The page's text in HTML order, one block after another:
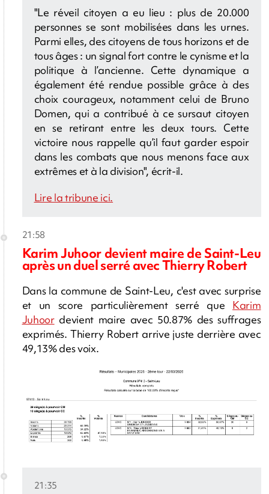
"Le réveil citoyen a eu lieu : plus de 20.000
personnes se sont mobilisées dans les urnes.
Parmi elles, des citoyens de tous horizons et de
tous âges : un signal fort contre le cynisme et la
politique à l’ancienne. Cette dynamique a
également été rendue possible grâce à des
choix courageux, notamment celui de Bruno
Domen, qui a contribué à ce sursaut citoyen
en se retirant entre les deux tours. Cette
victoire nous rappelle qu’il faut garder espoir
dans les combats que nous menons face aux
extrêmes et à la division", écrit-il.
Lire la tribune ici.
21:58
Karim Juhoor devient maire de Saint-Leu
après un duel serré avec Thierry Robert
Dans la commune de Saint-Leu, c'est avec surprise
et un score particulièrement serré que Karim
Juhoordevient maire avec 50.87% des suffrages
exprimés. Thierry Robert arrive juste derrière avec
49,13% des voix.
21:35